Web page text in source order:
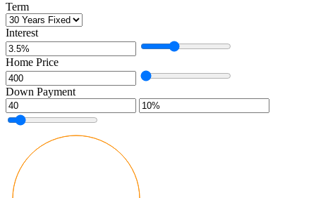
Term
Interest
Home Price
Down Payment